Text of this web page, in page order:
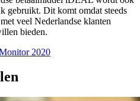
gebruikt. Dit komt omdat steeds
veel Nederlandse klanten
bieden.
2020